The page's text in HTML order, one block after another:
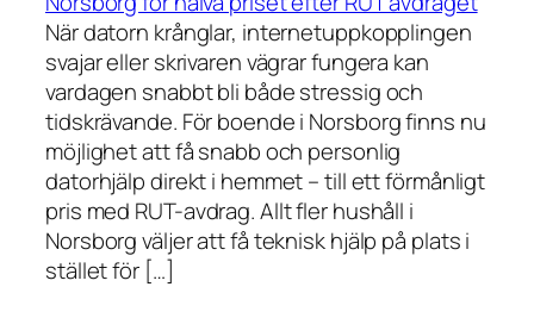
När datorn krånglar, internetuppkopplingen
svajar eller skrivaren vägrar fungera kan
vardagen snabbt bli både stressig och
tidskrävande. För boende i Norsborg finns nu
möjlighet att få snabb och personlig
datorhjälp direkt i hemmet – till ett förmånligt
pris med RUT-avdrag. Allt fler hushåll i
Norsborg väljer att få teknisk hjälp på plats i
stället för […]